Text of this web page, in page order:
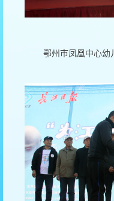
鄂州市凤凰中心幼